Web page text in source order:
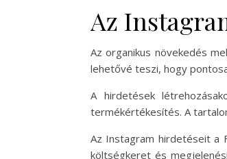
Az
Az organikus növekedés
lehetővé teszi, hogy
A hirdetések
termékértékesítés. A
Az Instagram hirdetéseit a
költségkeret és